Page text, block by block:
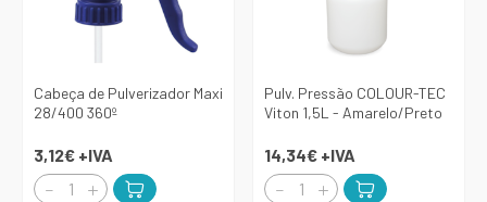
Cabeça de Pulverizador Maxi
28/400 360º
3,12€ +IVA
Pulv. Pressão COLOUR-TEC
Viton 1,5L - Amarelo/Preto
14,34€ +IVA